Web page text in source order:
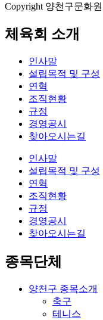
Copyright 양천구문화원
체육회 소개
인사말
설립목적 및 구성
연혁
조직현황
규정
경영공시
찾아오시는길
인사말
설립목적 및 구성
연혁
조직현황
규정
경영공시
찾아오시는길
종목단체
양천구 종목소개
축구
테니스